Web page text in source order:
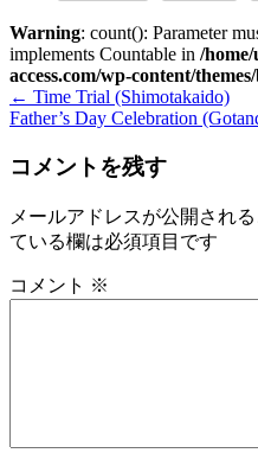
Warning: count(): Parameter
implements Countable in /home/
access.com/wp-content/
← Time Trial (Shimotakaido)
Father’s Day Celebration
コメントを残す
メールアドレスが公開され
ている欄は必須項目です
コメント ※